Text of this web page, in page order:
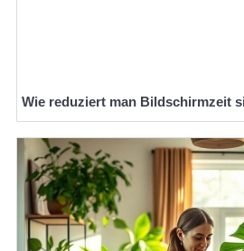
Wie reduziert man Bildschirmzeit